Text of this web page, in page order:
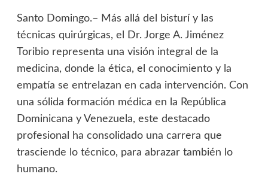
Santo Domingo.– Más allá del bisturí y las
técnicas quirúrgicas, el Dr. Jorge A. Jiménez
Toribio representa una visión integral de la
medicina, donde la ética, el conocimiento y la
empatía se entrelazan en cada intervención. Con
una sólida formación médica en la República
Dominicana y Venezuela, este destacado
profesional ha consolidado una carrera que
trasciende lo técnico, para abrazar también lo
humano.